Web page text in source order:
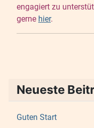
engagiert zu
gerne hier.
Neueste
Guten Start